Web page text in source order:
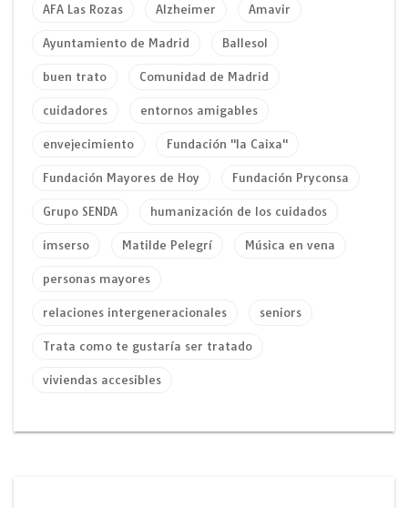
AFA Las Rozas Alzheimer Amavir
Ayuntamiento de Madrid Ballesol
buen trato Comunidad de Madrid
cuidadores entornos amigables
envejecimiento Fundación "la Caixa"
Fundación Mayores de Hoy Fundación Pryconsa
Grupo SENDA humanización de los cuidados
imserso Matilde Pelegrí Música en vena
personas mayores
relaciones intergeneracionales seniors
Trata como te gustaría ser tratado
viviendas accesibles